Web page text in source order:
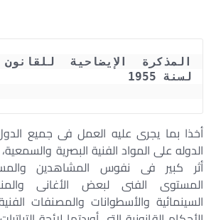
أخذا بما يجرى عليه العمل فى جميع
الدوله على المواد الفنية البصرية
أثر كبير فى نفوس المشاهدين
المستوى الفنى لبعض الأغانى
السينمائية والأسطوانات والمصنفات